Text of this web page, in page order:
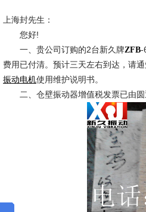
上海封先生：
您好!
一、贵公司订购的2台新久牌ZFB-
费用已付清。预计三天左右到达，请
振动电机使用维护说明书。
二、仓壁振动器增值税发票已由圆